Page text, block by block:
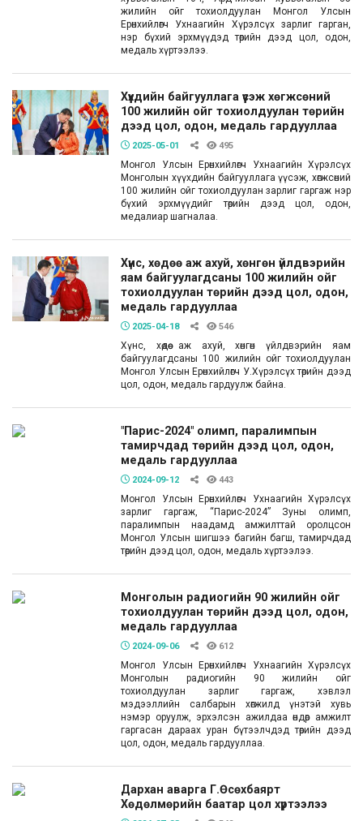
жилийн ойг тохиолдуулан Монгол Улсын
Ерөнхийлөгч Ухнаагийн Хүрэлсүх зарлиг гарган,
нэр бүхий эрхмүүдэд төрийн дээд цол, одон,
медаль хүртээлээ.
Хүүхдийн байгууллага үүсэж хөгжсөний
100 жилийн ойг тохиолдуулан төрийн
дээд цол, одон, медаль гардууллаа
2025-05-01 495
Монгол Улсын Ерөнхийлөгч Ухнаагийн Хүрэлсүх
Монголын хүүхдийн байгууллага үүсэж, хөгжсөний
100 жилийн ойг тохиолдуулан зарлиг гаргаж нэр
бүхий эрхмүүдийг төрийн дээд цол, одон,
медалиар шагналаа.
Хүнс, хөдөө аж ахуй, хөнгөн үйлдвэрийн
яам байгуулагдсаны 100 жилийн ойг
тохиолдуулан төрийн дээд цол, одон,
медаль гардууллаа
2025-04-18 546
Хүнс, хөдөө аж ахуй, хөнгөн үйлдвэрийн яам
байгуулагдсаны 100 жилийн ойг тохиолдуулан
Монгол Улсын Ерөнхийлөгч У.Хүрэлсүх төрийн дээд
цол, одон, медаль гардуулж байна.
"Парис-2024" олимп, паралимпын
тамирчдад төрийн дээд цол, одон,
медаль гардууллаа
2024-09-12 443
Монгол Улсын Ерөнхийлөгч Ухнаагийн Хүрэлсүх
зарлиг гаргаж, “Парис-2024” Зуны олимп,
паралимпын наадамд амжилттай оролцсон
Монгол Улсын шигшээ багийн багш, тамирчдад
төрийн дээд цол, одон, медаль хүртээлээ.
Монголын радиогийн 90 жилийн ойг
тохиолдуулан төрийн дээд цол, одон,
медаль гардууллаа
2024-09-06 612
Монгол Улсын Ерөнхийлөгч Ухнаагийн Хүрэлсүх
Монголын радиогийн 90 жилийн ойг
тохиолдуулан зарлиг гаргаж, хэвлэл
мэдээллийн салбарын хөгжилд үнэтэй хувь
нэмэр оруулж, эрхэлсэн ажилдаа өндөр амжилт
гаргасан дараах уран бүтээлчдэд төрийн дээд
цол, одон, медаль гардууллаа.
Дархан аварга Г.Өсөхбаярт
Хөдөлмөрийн баатар цол хүртээлээ